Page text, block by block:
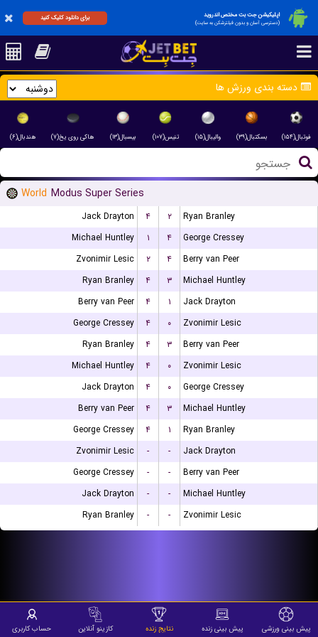
اپلیکیشن جت بت مختص اندروید
(دسترسی آسان و بدون فیلترشکن به سایت)
برای دانلود کلیک کنید
دسته بندی ورزش ها
فوتبال(۱۵۴) بسکتبال(۳۹) والیبال(۱۵) تنیس(۱۰۷) بیسبال(۱۳) هاکی روی یخ(۷) هندبال(۶)
World Modus Super Series
Jack Drayton ۴ ۲
Ryan Branley
Michael Huntley
۱ ۴
George Cressey
Zvonimir Lesic
۲ ۴
Berry van Peer
Ryan Branley
۴ ۳
Michael Huntley
Berry van Peer
۴ ۱
Jack Drayton
George Cressey
۴ ۰
Zvonimir Lesic
Ryan Branley
۴ ۳
Berry van Peer
Michael Huntley
۴ ۰
Zvonimir Lesic
Jack Drayton
۴ ۰
George Cressey
Berry van Peer
۴ ۳
Michael Huntley
George Cressey
۴ ۱
Ryan Branley
Zvonimir Lesic
- -
Jack Drayton
George Cressey
- -
Berry van Peer
Jack Drayton
- -
Michael Huntley
Ryan Branley
- - Zvonimir Lesic
پیش بینی ورزشی پیش بینی زنده نتایج زنده کازینو آنلاین حساب کاربری